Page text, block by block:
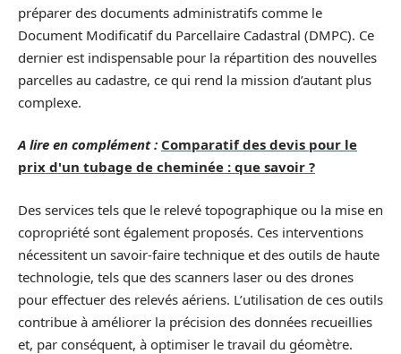
préparer des documents administratifs comme le
Document Modificatif du Parcellaire Cadastral (DMPC). Ce
dernier est indispensable pour la répartition des nouvelles
parcelles au cadastre, ce qui rend la mission d’autant plus
complexe.
A lire en complément : Comparatif des devis pour le
prix d'un tubage de cheminée : que savoir ?
Des services tels que le relevé topographique ou la mise en
copropriété sont également proposés. Ces interventions
nécessitent un savoir-faire technique et des outils de haute
technologie, tels que des scanners laser ou des drones
pour effectuer des relevés aériens. L’utilisation de ces outils
contribue à améliorer la précision des données recueillies
et, par conséquent, à optimiser le travail du géomètre.